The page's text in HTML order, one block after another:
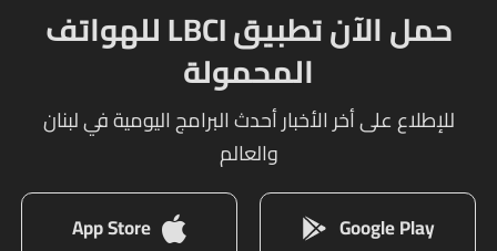
حمل الآن تطبيق LBCI للهواتف
المحمولة
للإطلاع على أخر الأخبار أحدث البرامج اليومية في لبنان
والعالم
Google Play
App Store